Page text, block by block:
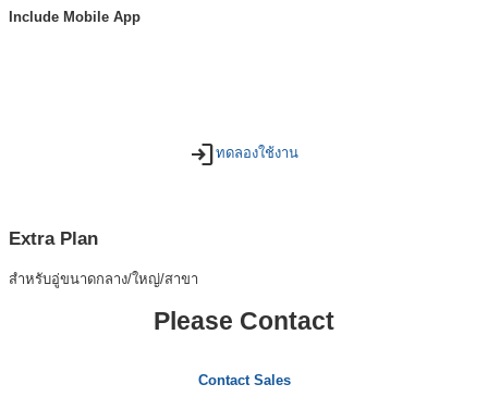
Include Mobile App
loginทดลองใช้งาน
Extra Plan
สำหรับอู่ขนาดกลาง/ใหญ่/สาขา
Please Contact
Contact Sales